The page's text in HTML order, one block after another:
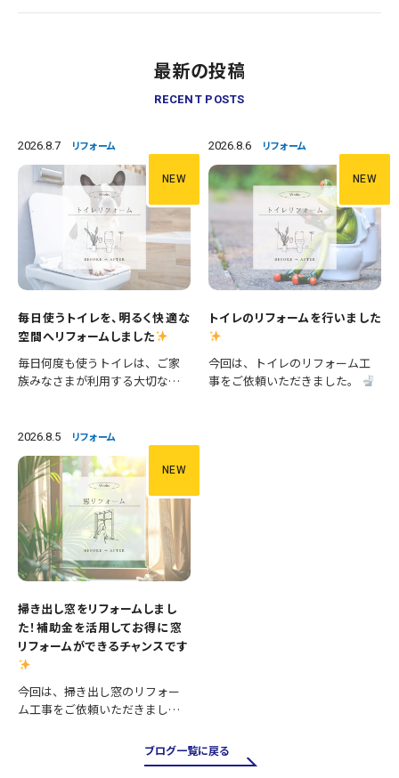
最新の投稿
RECENT POSTS
2026.8.7 リフォーム
NEW
毎日使うトイレを、明るく快適な
空間へリフォームしました
毎日何度も使うトイレは、ご家
族みなさまが利用する大切な空
い、清潔感あふれる明るいトイ
レへとリフォームしました。 施
工内容 ・便器交換 ・紙巻き器…
2026.8.6 リフォーム
NEW
トイレのリフォームを行いました
今回は、トイレのリフォーム工
事をご依頼いただきました。
2026.8.5 リフォーム
NEW
掃き出し窓をリフォームしまし
た！補助金を活用してお得に窓
リフォームができるチャンスです
今回は、掃き出し窓のリフォー
ム工事をご依頼いただきまし
が良く、お庭やバルコニーへの
出入りにも便利ですが、その一
ブログ一覧に戻る